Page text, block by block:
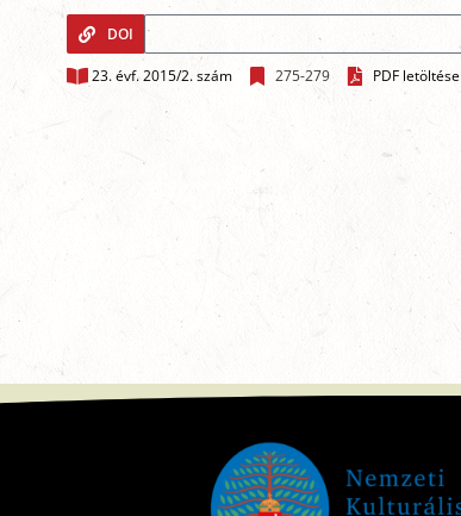
DOI
23. évf. 2015/2. szám 275-279 PDF letöltése